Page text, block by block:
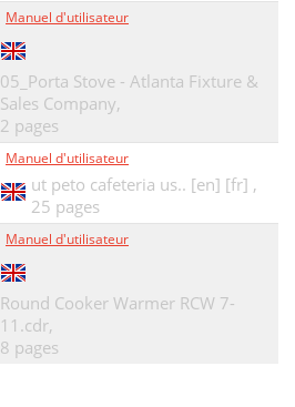
Manuel d'utilisateur
05_Porta Stove - Atlanta Fixture &
Sales Company,
2 pages
Manuel d'utilisateur
ut peto cafeteria us.. [en] [fr] ,
25 pages
Manuel d'utilisateur
Round Cooker Warmer RCW 7-
11.cdr,
8 pages